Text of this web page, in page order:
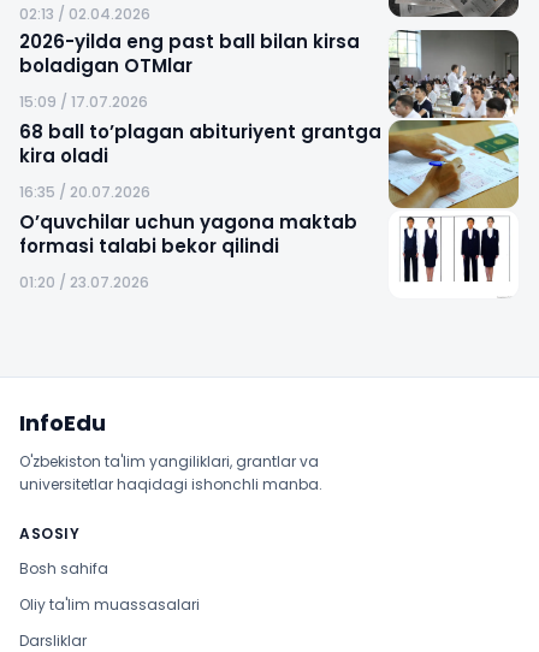
02:13 / 02.04.2026
2026-yilda eng past ball bilan kirsa
boladigan OTMlar
15:09 / 17.07.2026
68 ball to’plagan abituriyent grantga
kira oladi
16:35 / 20.07.2026
O’quvchilar uchun yagona maktab
formasi talabi bekor qilindi
01:20 / 23.07.2026
InfoEdu
O'zbekiston ta'lim yangiliklari, grantlar va
universitetlar haqidagi ishonchli manba.
ASOSIY
Bosh sahifa
Oliy ta'lim muassasalari
Darsliklar